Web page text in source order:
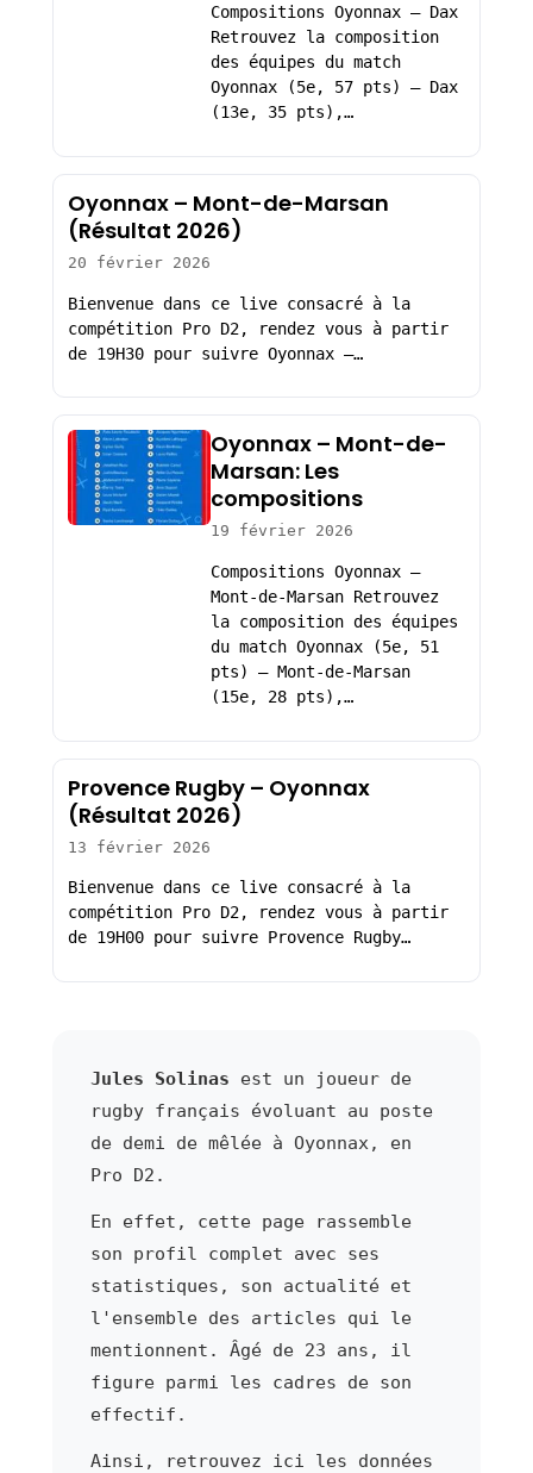
Compositions Oyonnax – Dax
Retrouvez la composition
des équipes du match
Oyonnax (5e, 57 pts) – Dax
(13e, 35 pts),…
Oyonnax – Mont-de-Marsan
(Résultat 2026)
20 février 2026
Bienvenue dans ce live consacré à la
compétition Pro D2, rendez vous à partir
de 19H30 pour suivre Oyonnax –…
Oyonnax – Mont-de-
Marsan: Les
compositions
19 février 2026
Compositions Oyonnax –
Mont-de-Marsan Retrouvez
la composition des équipes
du match Oyonnax (5e, 51
pts) – Mont-de-Marsan
(15e, 28 pts),…
Provence Rugby – Oyonnax
(Résultat 2026)
13 février 2026
Bienvenue dans ce live consacré à la
compétition Pro D2, rendez vous à partir
de 19H00 pour suivre Provence Rugby…
Jules Solinas est un joueur de
rugby français évoluant au poste
de demi de mêlée à Oyonnax, en
Pro D2.
En effet, cette page rassemble
son profil complet avec ses
statistiques, son actualité et
l'ensemble des articles qui le
mentionnent. Âgé de 23 ans, il
figure parmi les cadres de son
effectif.
Ainsi, retrouvez ici les données